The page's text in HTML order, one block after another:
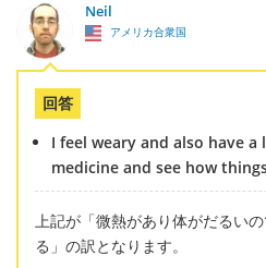
Neil
アメリカ合衆国
回答
I feel weary and also have
medicine and see how
上記が「微熱があり体がだるい
る」の訳となります。